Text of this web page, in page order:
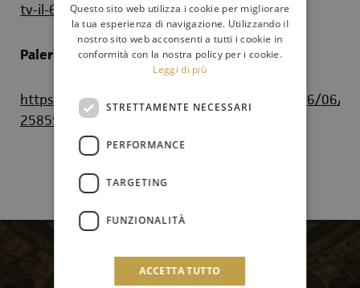
tv-il-6-giugno-concerto.html?m=1
Palermo.Repubblica.it
https://palermo.repubblica.it/societa/2020/06/06/
258591799/
Newsletter
Questo sito web utilizza i cookie per migliorare
la tua esperienza di navigazione. Utilizzando il
nostro sito web acconsenti a tutti i cookie in
conformità con la nostra policy per i cookie.
Leggi di più
STRETTAMENTE NECESSARI
PERFORMANCE
TARGETING
FUNZIONALITÀ
ACCETTA TUTTO